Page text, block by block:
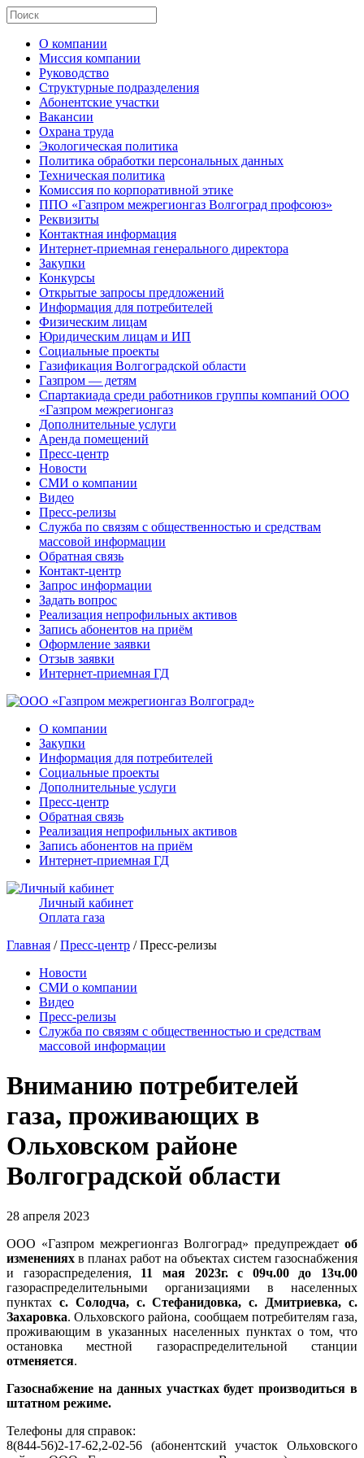
О компании
Миссия компании
Руководство
Структурные подразделения
Абонентские участки
Вакансии
Охрана труда
Экологическая политика
Политика обработки персональных данных
Техническая политика
Комиссия по корпоративной этике
ППО «Газпром межрегионгаз Волгоград профсоюз»
Реквизиты
Контактная информация
Интернет-приемная генерального директора
Закупки
Конкурсы
Открытые запросы предложений
Информация для потребителей
Физическим лицам
Юридическим лицам и ИП
Социальные проекты
Газификация Волгоградской области
Газпром — детям
Спартакиада среди работников группы компаний ООО
«Газпром межрегионгаз
Дополнительные услуги
Аренда помещений
Пресс-центр
Новости
СМИ о компании
Видео
Пресс-релизы
Служба по связям с общественностью и средствам
массовой информации
Обратная связь
Контакт-центр
Запрос информации
Задать вопрос
Реализация непрофильных активов
Запись абонентов на приём
Оформление заявки
Отзыв заявки
Интернет-приемная ГД
О компании
Закупки
Информация для потребителей
Социальные проекты
Дополнительные услуги
Пресс-центр
Обратная связь
Реализация непрофильных активов
Запись абонентов на приём
Интернет-приемная ГД
Личный кабинет
Оплата газа
Главная /Пресс-центр / Пресс-релизы
Новости
СМИ о компании
Видео
Пресс-релизы
Служба по связям с общественностью и средствам
массовой информации
Вниманию потребителей
газа, проживающих в
Ольховском районе
Волгоградской области
28 апреля 2023
ООО «Газпром межрегионгаз Волгоград» предупреждает об
изменениях в планах работ на объектах систем газоснабжения
и газораспределения, 11 мая 2023г. с 09ч.00 до 13ч.00
газораспределительными организациями в населенных
пунктах с. Солодча, с. Стефанидовка, с. Дмитриевка, с.
Захаровка. Ольховского района, сообщаем потребителям газа,
проживающим в указанных населенных пунктах о том, что
остановка местной газораспределительной станции
отменяется.
Газоснабжение на данных участках будет производиться в
штатном режиме.
Телефоны для справок:
8(844-56)2-17-62,2-02-56 (абонентский участок Ольховского